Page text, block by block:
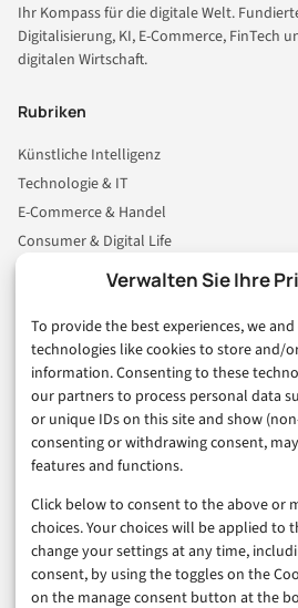
Verwalten Sie Ihre
To provide the best experiences, we
technologies like cookies to store and/
information. Consenting to these
our partners to process personal data
or unique IDs on this site and show
consenting or withdrawing consent,
features and functions.
Click below to consent to the above or
choices. Your choices will be applied to
change your settings at any time,
consent, by using the toggles on the
on the manage consent button at the
Ihr Kompass für die digitale Welt.
Digitalisierung, KI, E-Commerce, FinTech
digitalen Wirtschaft.
Rubriken
Künstliche Intelligenz
Technologie & IT
E-Commerce & Handel
Consumer & Digital Life
Business & Karriere
Sicherheit & Recht
Digitalisierung
Marketing
Magazin
Unsere Redaktion
Werbeformate & Media Kit
Rechtliches